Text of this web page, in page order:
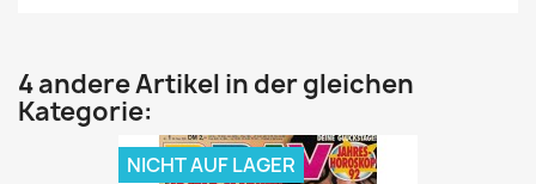
4 andere Artikel in der gleichen
Kategorie:
NICHT AUF LAGER